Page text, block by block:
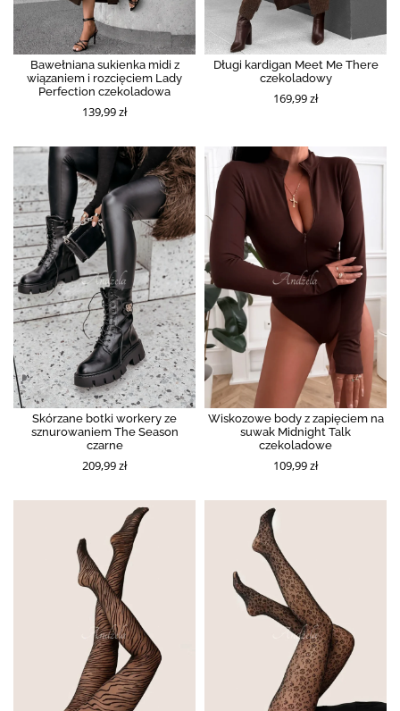
Bawełniana sukienka midi z
wiązaniem i rozcięciem Lady
Perfection czekoladowa
139,99 zł
Długi kardigan Meet Me There
czekoladowy
169,99 zł
Skórzane botki workery ze
sznurowaniem The Season
czarne
209,99 zł
Wiskozowe body z zapięciem na
suwak Midnight Talk
czekoladowe
109,99 zł